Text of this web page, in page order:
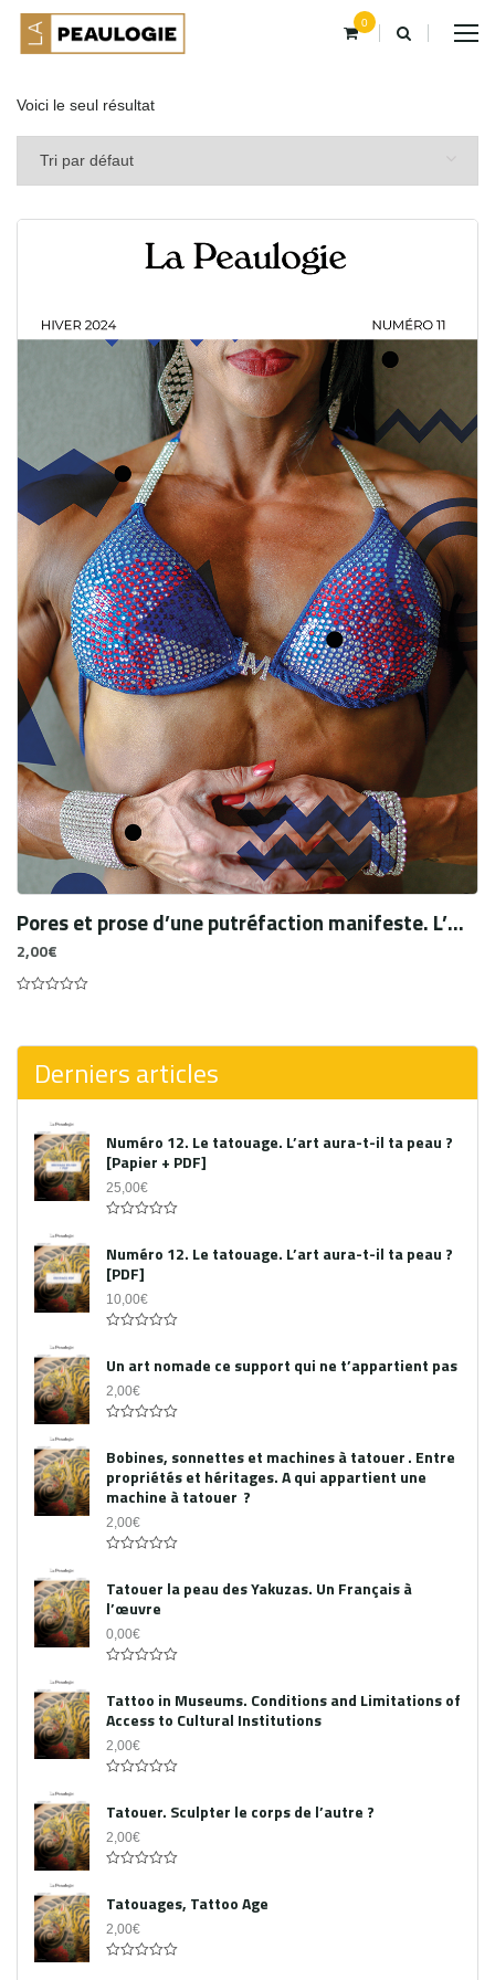
0
Voici le seul résultat
Pores et prose d’une putréfaction manifeste. L’œuvre
2,00€
5
Derniers articles
Numéro 12. Le tatouage. L’art aura-t-il ta peau ?
[Papier + PDF]
25,00€
out
of
5
Numéro 12. Le tatouage. L’art aura-t-il ta peau ?
[PDF]
10,00€
out
of
5
Un art nomade ce support qui ne t’appartient pas
2,00€
out
of
5
Bobines, sonnettes et machines à tatouer . Entre
propriétés et héritages. A qui appartient une
machine à tatouer ?
2,00€
out
of
5
Tatouer la peau des Yakuzas. Un Français à
l’œuvre
0,00€
out
of
5
Tattoo in Museums. Conditions and Limitations of
Access to Cultural Institutions
2,00€
out
of
5
Tatouer. Sculpter le corps de l’autre ?
2,00€
out
of
5
Tatouages, Tattoo Age
2,00€